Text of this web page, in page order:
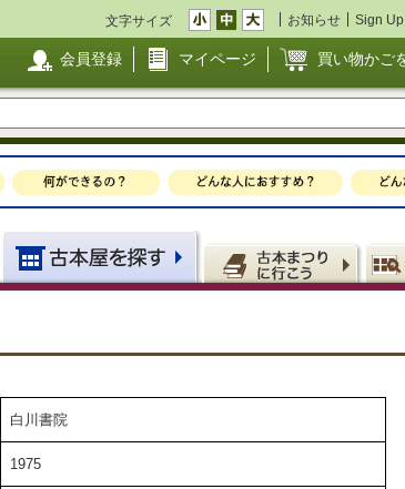
文字サイズ お知らせ Sign
会員登録 マイページ 買い物かご
白川書院
1975